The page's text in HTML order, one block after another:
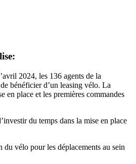
2024, les 136 agents de la
bénéficier d’un leasing vélo. La
en place et les premières commandes
du temps dans la mise en place
vélo pour les déplacements au sein